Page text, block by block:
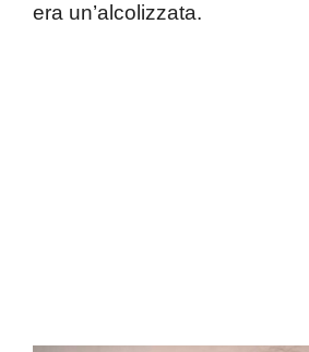
era un’alcolizzata.